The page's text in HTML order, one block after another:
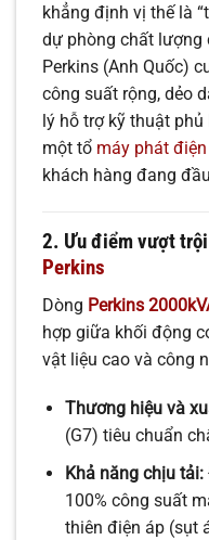
khẳng định vị thế là
dự phòng chất lượng
Perkins (Anh Quốc)
công suất rộng, dẻo
lý hỗ trợ kỹ thuật
một tổ máy phát
khách hàng đang
2. Ưu điểm vượt
Perkins
Dòng Perkins
hợp giữa khối động
vật liệu cao và công
Thương hiệu và
(G7) tiêu chuẩn
Khả năng chịu tải:
100% công suất
thiên điện áp (sụt